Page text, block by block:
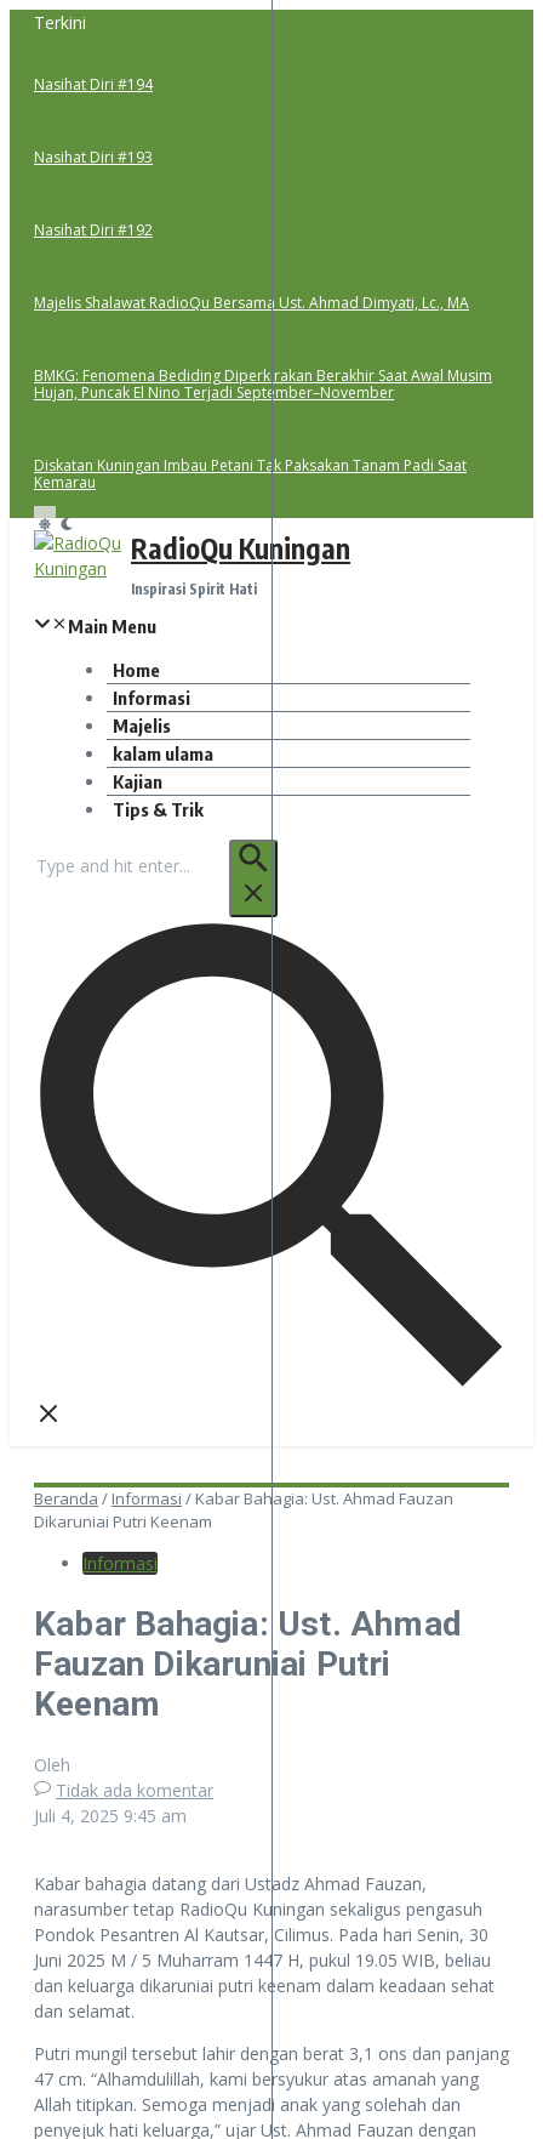
Lewati
Terkini
Nasihat Diri #194
Nasihat Diri #193
Nasihat Diri #192
Majelis Shalawat RadioQu Bersama Ust. Ahmad Dimyati, Lc., MA
BMKG: Fenomena Bediding Diperkirakan Berakhir Saat Awal Musim
Hujan, Puncak El Nino Terjadi September–November
Diskatan Kuningan Imbau Petani Tak Paksakan Tanam Padi Saat
Kemarau
RadioQu Kuningan
Inspirasi Spirit Hati
Main Menu
Home
Informasi
Majelis
kalam ulama
Kajian
Tips & Trik
untuk:
Beranda / Informasi / Kabar Bahagia: Ust. Ahmad Fauzan
Dikaruniai Putri Keenam
Informasi
Kabar Bahagia: Ust. Ahmad
Fauzan Dikaruniai Putri
Keenam
Oleh
Tidak ada komentar
Juli 4, 2025 9:45 am
Kabar bahagia datang dari Ustadz Ahmad Fauzan,
narasumber tetap RadioQu Kuningan sekaligus pengasuh
Pondok Pesantren Al Kautsar, Cilimus. Pada hari Senin, 30
Juni 2025 M / 5 Muharram 1447 H, pukul 19.05 WIB, beliau
dan keluarga dikaruniai putri keenam dalam keadaan sehat
dan selamat.
Putri mungil tersebut lahir dengan berat 3,1 ons dan panjang
47 cm. “Alhamdulillah, kami bersyukur atas amanah yang
Allah titipkan. Semoga menjadi anak yang solehah dan
penyejuk hati keluarga,” ujar Ust. Ahmad Fauzan dengan